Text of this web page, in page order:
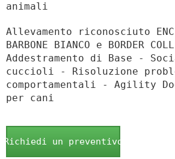
animali
Allevamento riconosciuto
BARBONE BIANCO e BORDER
Addestramento di Base -
cuccioli - Risoluzione
comportamentali - Agility
per cani
Richiedi un preventivo